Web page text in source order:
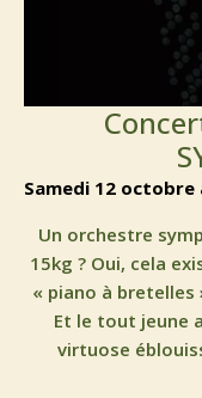
samedi 12 octobre
Un orchestre
15kg ? Oui, cela
« piano à
Et le tout jeune
virtuose